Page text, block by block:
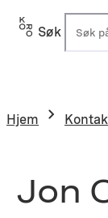
Søk
Hjem
Jon